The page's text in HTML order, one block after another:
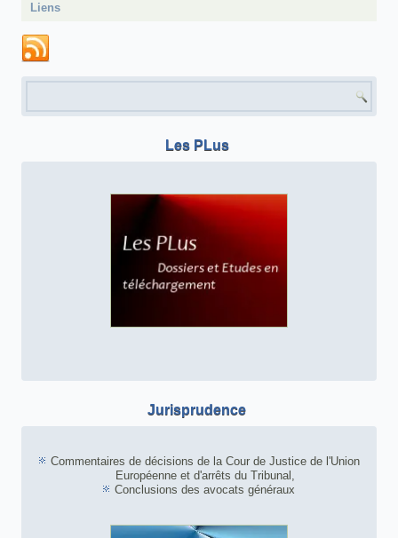
Liens
Les PLus
Jurisprudence
Commentaires de décisions de la Cour de Justice de l'Union
Européenne et d'arrêts du Tribunal,
Conclusions des avocats généraux